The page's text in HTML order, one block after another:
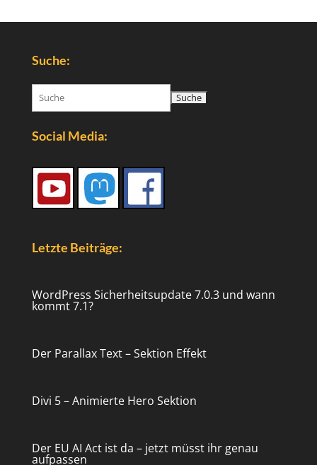
Suche:
Suchen
nach:
Social Media:
Letzte Beiträge:
WordPress Sicherheitsupdate 7.0.3 und wann
kommt 7.1?
Der Parallax Text – Sektion Effekt
Divi 5 – Animierte Hero Sektion
Der EU AI Act ist da – jetzt müsst ihr genau
aufpassen